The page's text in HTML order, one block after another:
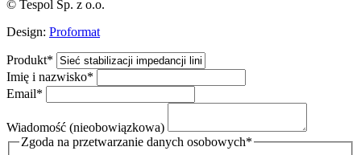
© Tespol Sp. z o.o.
Design: Proformat
Produkt*
Imię i nazwisko*
Email*
Wiadomość (nieobowiązkowa)
Zgoda na przetwarzanie danych osobowych*